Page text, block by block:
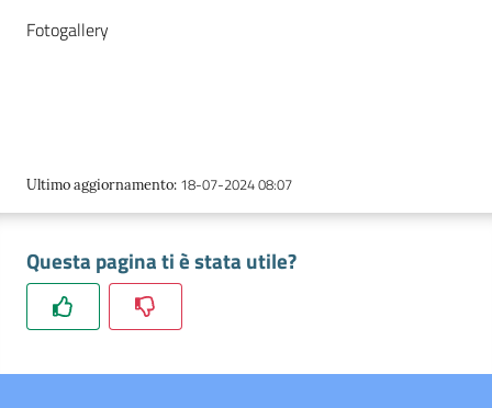
Avviare
l'Impresa
Gestire
l'Impresa
Fotogallery
Ultimo aggiornamento: 18-07-2024 08:07
Questa pagina ti è stata utile?